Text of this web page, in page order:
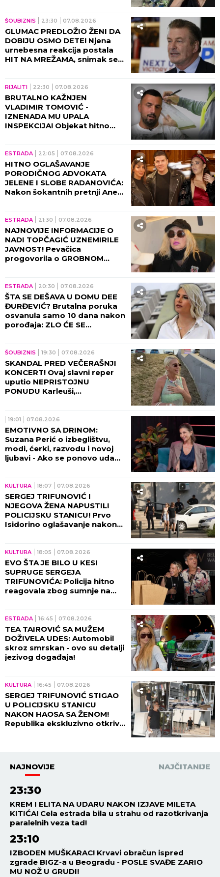
ŠOUBIZNIS 23:30 07.08.2026
GLUMAC PREDLOŽIO ŽENI DA
DOBIJU OSMO DETE! Njena
urnebesna reakcija postala
HIT NA MREŽAMA, snimak se
RIJALITI 22:30 07.08.2026
BRUTALNO KAŽNJEN
VLADIMIR TOMOVIĆ -
IZNENADA MU UPALA
INSPEKCIJA! Objekat hitno
ESTRADA 22:05 07.08.2026
HITNO OGLAŠAVANJE
PORODIČNOG ADVOKATA
JELENE I SLOBE RADANOVIĆA:
Nakon šokantnih pretnji Ane
ESTRADA 21:30 07.08.2026
NAJNOVIJE INFORMACIJE O
NADI TOPČAGIĆ UZNEMIRILE
JAVNOST! Pevačica
progovorila o GROBNOM
ESTRADA 20:30 07.08.2026
ŠTA SE DEŠAVA U DOMU DEE
ĐURĐEVIĆ? Brutalna poruka
osvanula samo 10 dana nakon
porođaja: ZLO ĆE SE
ŠOUBIZNIS 19:30 07.08.2026
SKANDAL PRED VEČERAŠNJI
KONCERT! Ovaj slavni reper
uputio NEPRISTOJNU
PONUDU Karleuši,
19:01 07.08.2026
EMOTIVNO SA DRINOM:
Suzana Perić o izbeglištvu,
modi, ćerki, razvodu i novoj
ljubavi - Ako se ponovo udam,
KULTURA 18:07 07.08.2026
SERGEJ TRIFUNOVIĆ I
NJEGOVA ŽENA NAPUSTILI
POLICIJSKU STANICU! Prvo
Isidorino oglašavanje nakon
KULTURA 18:05 07.08.2026
EVO ŠTA JE BILO U KESI
SUPRUGE SERGEJA
TRIFUNOVIĆA: Policija hitno
reagovala zbog sumnje na
ESTRADA 16:45 07.08.2026
TEA TAIROVIĆ SA MUŽEM
DOŽIVELA UDES: Automobil
skroz smrskan - ovo su detalji
jezivog događaja!
KULTURA 16:45 07.08.2026
SERGEJ TRIFUNOVIĆ STIGAO
U POLICIJSKU STANICU
NAKON HAOSA SA ŽENOM!
Republika ekskluzivno otkriva
NAJNOVIJE NAJČITANIJE
23:30
KREM I ELITA NA UDARU NAKON IZJAVE MILETA
KITIĆA! Cela estrada bila u strahu od razotkrivanja
paralelnih veza tad!
23:10
IZBODEN MUŠKARAC! Krvavi obračun ispred
zgrade BIGZ-a u Beogradu - POSLE SVAĐE ZARIO
MU NOŽ U GRUDI!